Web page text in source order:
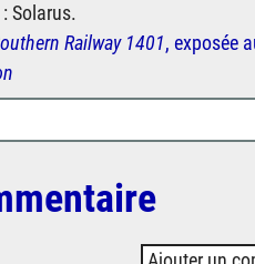
Solarus.
Railway 1401, exposée